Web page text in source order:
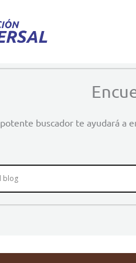
buscador te ayudará a